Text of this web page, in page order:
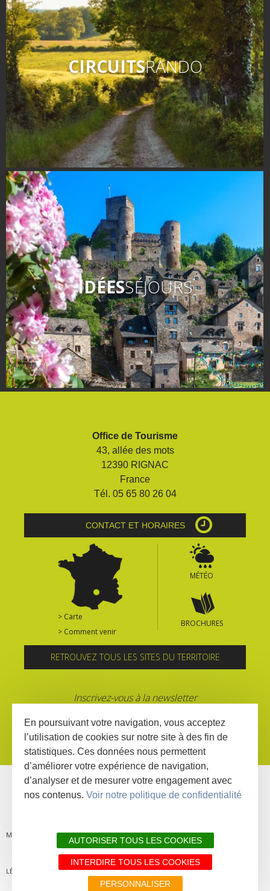
CIRCUITSRANDO
IDÉESSÉJOURS
Office de Tourisme
43, allée des mots
12390 RIGNAC
France
Tél. 05 65 80 26 04
CONTACT ET HORAIRES
> Carte
> Comment venir
MÉTÉO
BROCHURES
RETROUVEZ TOUS LES SITES DU TERRITOIRE
Inscrivez-vous à la newsletter
MENTIONS
LÉGALES
PLAN DU
SITE
LIENS
PARTENAIRES
DÉCLARATION
D'ACCESSIBILITÉ
En poursuivant votre navigation, vous acceptez
l’utilisation de cookies sur notre site à des fin de
statistiques. Ces données nous permettent
d’améliorer votre expérience de navigation,
d’analyser et de mesurer votre engagement avec
nos contenus. Voir notre politique de confidentialité
AUTORISER TOUS LES COOKIES
INTERDIRE TOUS LES COOKIES
PERSONNALISER